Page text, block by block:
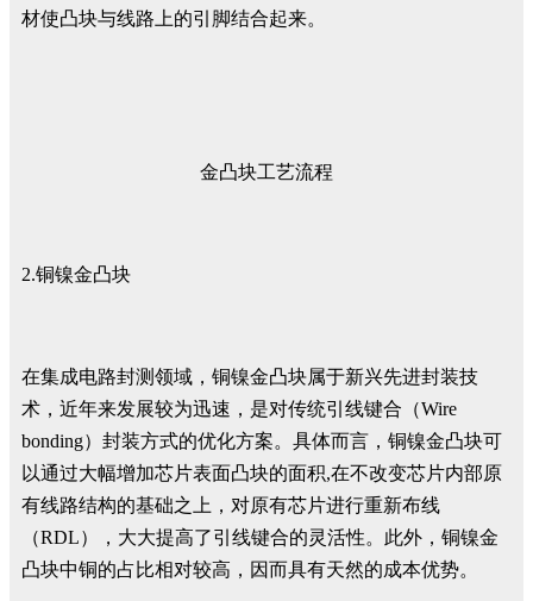
材使凸块与线路上的引脚结合起来。
金凸块工艺流程
2.铜镍金凸块
在集成电路封测领域，铜镍金凸块属于新兴先进封装技
术，近年来发展较为迅速，是对传统引线键合（Wire
bonding）封装方式的优化方案。具体而言，铜镍金凸块可
以通过大幅增加芯片表面凸块的面积,在不改变芯片内部原
有线路结构的基础之上，对原有芯片进行重新布线
（RDL），大大提高了引线键合的灵活性。此外，铜镍金
凸块中铜的占比相对较高，因而具有天然的成本优势。